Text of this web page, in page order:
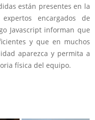
están presentes en la
encargados de
Javascript informan que
y que en muchos
aparezca y permita a
física del equipo.